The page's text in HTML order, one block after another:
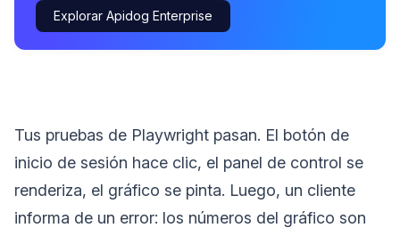
Explorar Apidog Enterprise
Tus pruebas de Playwright pasan. El botón de
inicio de sesión hace clic, el panel de control se
renderiza, el gráfico se pinta. Luego, un cliente
informa de un error: los números del gráfico son